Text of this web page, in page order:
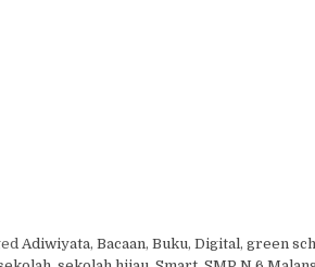
Adiwiyata, Bacaan, Buku, Digital, green